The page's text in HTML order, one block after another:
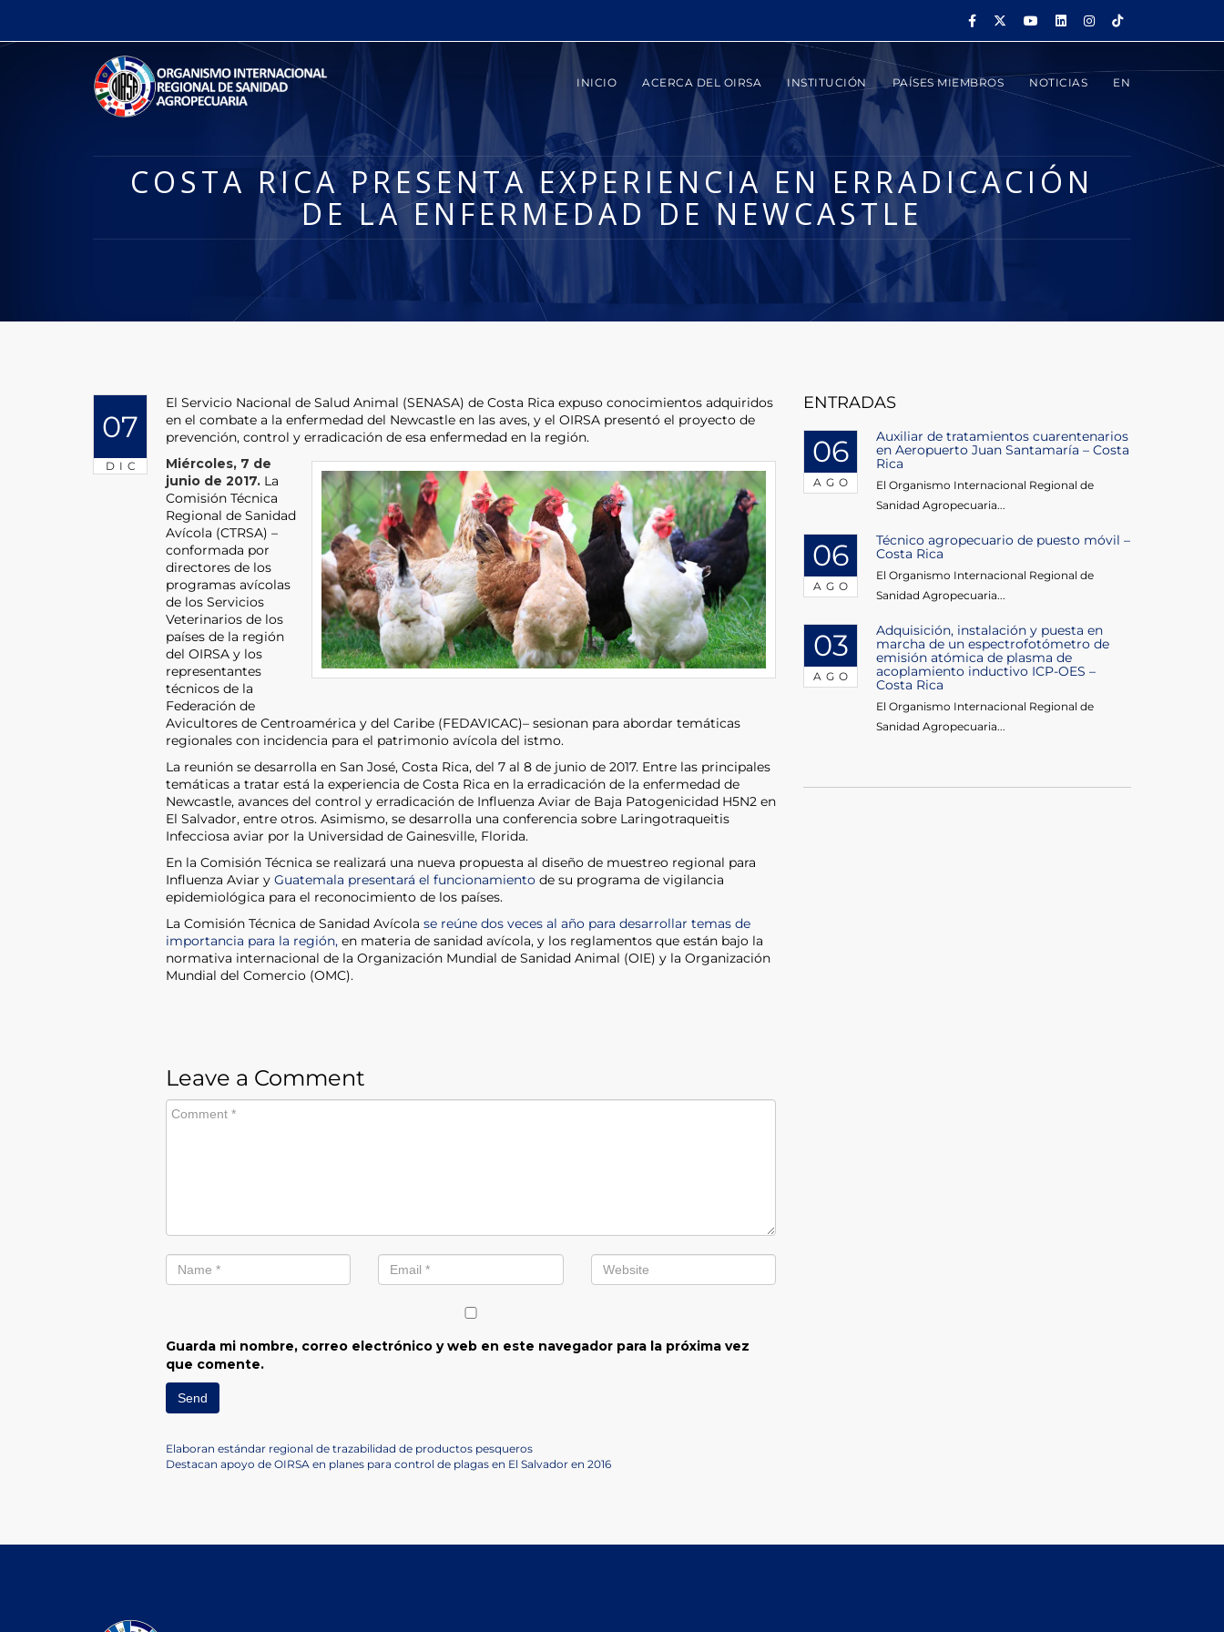
INICIO ACERCA DEL OIRSA INSTITUCIÓN PAÍSES MIEMBROS NOTICIAS EN
COSTA RICA PRESENTA EXPERIENCIA EN ERRADICACIÓN
DE LA ENFERMEDAD DE NEWCASTLE
07
DIC
El Servicio Nacional de Salud Animal (SENASA) de Costa Rica expuso conocimientos adquiridos
en el combate a la enfermedad del Newcastle en las aves, y el OIRSA presentó el proyecto de
prevención, control y erradicación de esa enfermedad en la región.
Miércoles, 7 de
junio de 2017. La
Comisión Técnica
Regional de Sanidad
Avícola (CTRSA) –
conformada por
directores de los
programas avícolas
de los Servicios
Veterinarios de los
países de la región
del OIRSA y los
representantes
técnicos de la
Federación de
Avicultores de Centroamérica y del Caribe (FEDAVICAC)– sesionan para abordar temáticas
regionales con incidencia para el patrimonio avícola del istmo.
La reunión se desarrolla en San José, Costa Rica, del 7 al 8 de junio de 2017. Entre las principales
temáticas a tratar está la experiencia de Costa Rica en la erradicación de la enfermedad de
Newcastle, avances del control y erradicación de Influenza Aviar de Baja Patogenicidad H5N2 en
El Salvador, entre otros. Asimismo, se desarrolla una conferencia sobre Laringotraqueitis
Infecciosa aviar por la Universidad de Gainesville, Florida.
En la Comisión Técnica se realizará una nueva propuesta al diseño de muestreo regional para
Influenza Aviar y Guatemala presentará el funcionamiento de su programa de vigilancia
epidemiológica para el reconocimiento de los países.
La Comisión Técnica de Sanidad Avícola se reúne dos veces al año para desarrollar temas de
importancia para la región, en materia de sanidad avícola, y los reglamentos que están bajo la
normativa internacional de la Organización Mundial de Sanidad Animal (OIE) y la Organización
Mundial del Comercio (OMC).
Leave a Comment
Guarda mi nombre, correo electrónico y web en este navegador para la próxima vez
que comente.
Navegación
Previous
Post
Elaboran estándar regional de trazabilidad de productos pesqueros
Next
Destacan apoyo de OIRSA en planes para control de plagas en El Salvador en 2016
ENTRADAS
06
AGO
Auxiliar de tratamientos cuarentenarios
en Aeropuerto Juan Santamaría – Costa
Rica
El Organismo Internacional Regional de
Sanidad Agropecuaria...
06
AGO
Técnico agropecuario de puesto móvil –
Costa Rica
El Organismo Internacional Regional de
Sanidad Agropecuaria...
03
AGO
Adquisición, instalación y puesta en
marcha de un espectrofotómetro de
emisión atómica de plasma de
acoplamiento inductivo ICP-OES –
Costa Rica
El Organismo Internacional Regional de
Sanidad Agropecuaria...